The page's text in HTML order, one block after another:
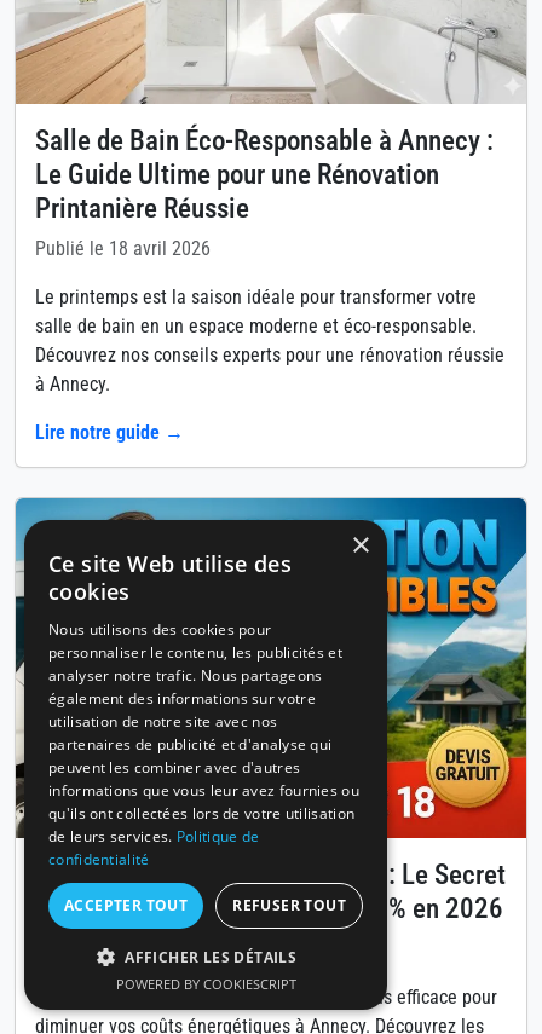
Salle de Bain Éco-Responsable à Annecy :
Le Guide Ultime pour une Rénovation
Printanière Réussie
Publié le 18 avril 2026
Le printemps est la saison idéale pour transformer votre
salle de bain en un espace moderne et éco-responsable.
Découvrez nos conseils experts pour une rénovation réussie
à Annecy.
Lire notre guide →
Isolation des combles à Annecy : Le Secret
pour Réduire Vos Factures de 30% en 2026
Publié le 14 avril 2026
L'isolation des combles est la solution la plus efficace pour
diminuer vos coûts énergétiques à Annecy. Découvrez les
×
Ce site Web utilise des
cookies
Nous utilisons des cookies pour
personnaliser le contenu, les publicités et
analyser notre trafic. Nous partageons
également des informations sur votre
utilisation de notre site avec nos
partenaires de publicité et d'analyse qui
peuvent les combiner avec d'autres
informations que vous leur avez fournies ou
qu'ils ont collectées lors de votre utilisation
de leurs services. Politique de
confidentialité
ACCEPTER TOUT REFUSER TOUT
AFFICHER LES DÉTAILS
POWERED BY COOKIESCRIPT